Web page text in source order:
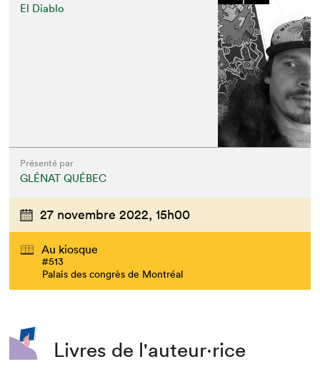
El Diablo
Présenté par
GLÉNAT QUÉBEC
27 novembre 2022, 15h00
Au kiosque
#513
Palais des congrès de Montréal
Livres de l'auteur·rice